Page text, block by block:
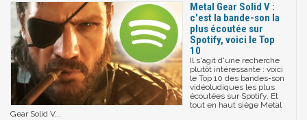
Metal Gear Solid V :
c'est la bande-son la
plus écoutée sur
Spotify, voici le Top
10
Il s'agit d'une recherche
plutôt intéressante : voici
le Top 10 des bandes-son
vidéoludiques les plus
écoutées sur Spotify. Et
tout en haut siège Metal
Gear Solid V...